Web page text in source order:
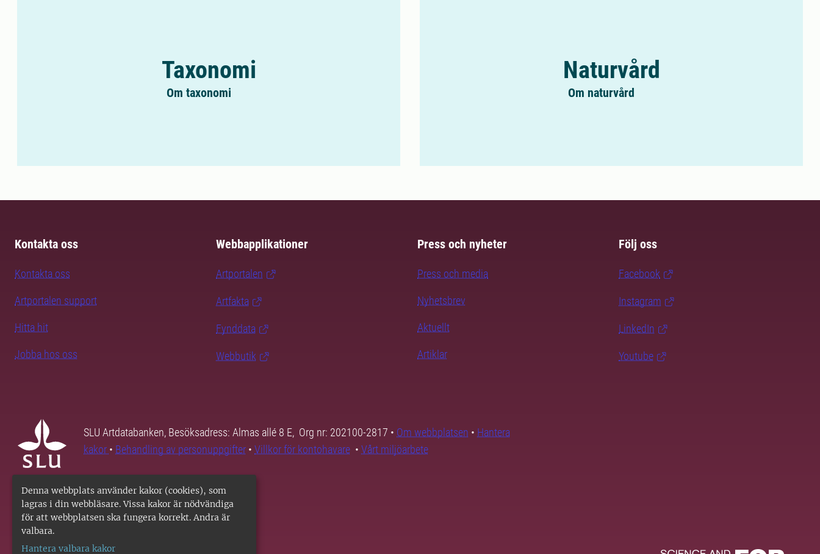
Denna webbplats använder kakor (cookies), som
lagras i din webbläsare. Vissa kakor är nödvändiga
för att webbplatsen ska fungera korrekt. Andra är
valbara.
Hantera valbara kakor
Taxonomi
Om taxonomi
Naturvård
Om naturvård
Kontakta oss
Kontakta oss
Artportalen support
Hitta hit
Jobba hos oss
Webbapplikationer
Artportalen
Artfakta
Fynddata
Webbutik
Press och nyheter
Press och media
Nyhetsbrev
Aktuellt
Artiklar
Följ oss
Facebook
Instagram
LinkedIn
Youtube
SLU Artdatabanken, Besöksadress: Almas allé 8 E, Org nr: 202100-2817 • Om webbplatsen • Hantera
kakor • Behandling av personuppgifter • Villkor för kontohavare • Vårt miljöarbete